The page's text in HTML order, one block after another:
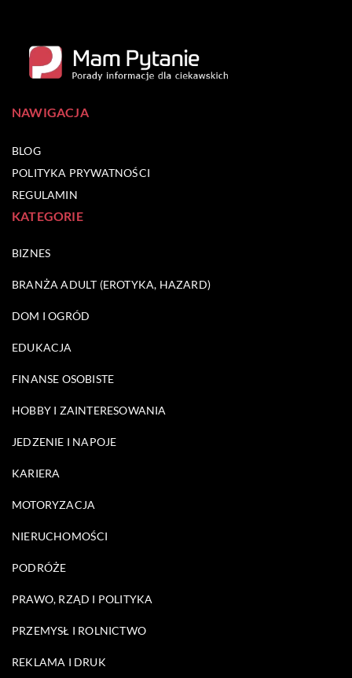
NAWIGACJA
BLOG
POLITYKA PRYWATNOŚCI
REGULAMIN
KATEGORIE
BIZNES
BRANŻA ADULT (EROTYKA, HAZARD)
DOM I OGRÓD
EDUKACJA
FINANSE OSOBISTE
HOBBY I ZAINTERESOWANIA
JEDZENIE I NAPOJE
KARIERA
MOTORYZACJA
NIERUCHOMOŚCI
PODRÓŻE
PRAWO, RZĄD I POLITYKA
PRZEMYSŁ I ROLNICTWO
REKLAMA I DRUK